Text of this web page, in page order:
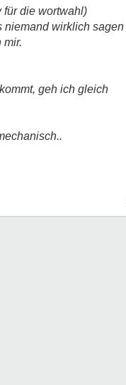
für die wortwahl)
niemand wirklich sagen
mir.
geh ich gleich